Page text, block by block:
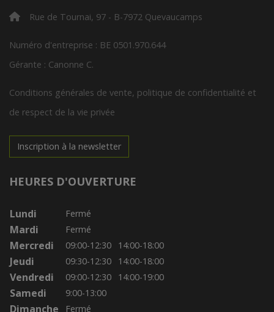
Rue de Tournai, 97 - B-7972 Quevaucamps
Numéro d'entreprise : BE 0501.970.644
Gérante : Canonne C.
Conditions générales de vente, politique de confidentialité et
de respect de la vie privée
Inscription à la newsletter
HEURES D'OUVERTURE
Lundi Fermé
Mardi Fermé
Mercredi 09:00-12:30 14:00-18:00
Jeudi 09:30-12:30 14:00-18:00
Vendredi 09:00-12:30 14:00-19:00
Samedi 9:00-13:00
Dimanche Fermé